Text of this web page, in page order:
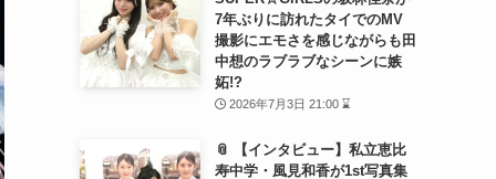
7年ぶりに訪れたタイでのMV
撮影にエモさを感じながらも田
中想のラブラブなシーンに嫉
妬!?
2026年7月3日 21:00 ⌛
📎 【インタビュー】私立恵比
寿中学・風見和香が1st写真集